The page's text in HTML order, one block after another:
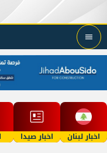
اخبار لبنان اخبار صيدا